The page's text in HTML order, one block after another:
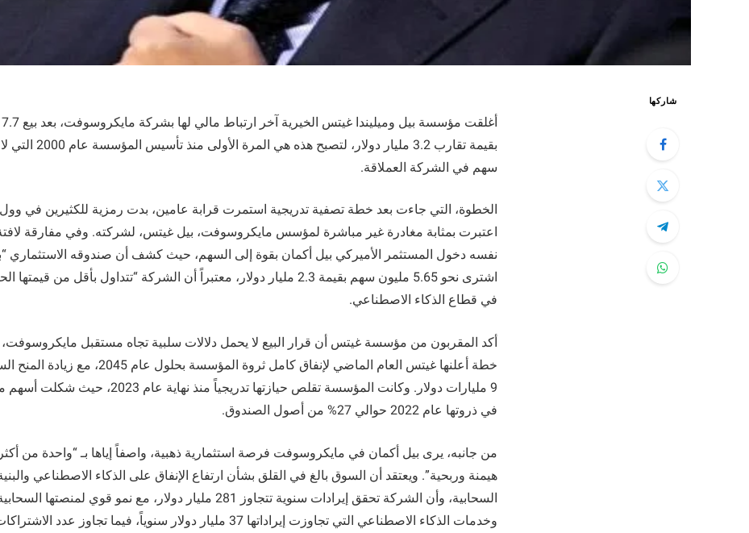
شاركها
بقيمة تقارب 3.2 مليار دولار،
سهم في الشركة العملاقة.
الخطوة، التي جاءت بعد خطة تصفية تدريجية استمرت قرابة عامين، بدت رمزية للكثيرين في
اعتبرت بمثابة مغادرة غير مباشرة لمؤسس مايكروسوفت، بيل غيتس، لشركته. وفي مفارقة
نفسه دخول المستثمر الأميركي بيل أكمان بقوة إلى السهم، حيث كشف أن صندوقه الاستثماري
اشترى نحو 5.65 مليون سهم بقيمة 2.3 مليار دولار، معتبراً أن الشركة “تتداول بأقل من
في قطاع الذكاء الاصطناعي.
أكد المقربون من مؤسسة غيتس أن قرار البيع لا يحمل دلالات سلبية تجاه مستقبل
خطة أعلنها غيتس العام الماضي لإنفاق كامل ثروة
9 مليارات دولار. وكانت المؤسسة تقلص حيازتها تدريجياً منذ
في ذروتها عام 2022 حوالي 27% من أصول الصندوق.
من جانبه، يرى بيل أكمان في مايكروسوفت فرصة استثمارية ذهبية، واصفاً إياها بـ “واحدة من
هيمنة وربحية”. ويعتقد أن السوق بالغ في القلق بشأن ارتفاع الإنفاق على الذكاء الاصطناعي
السحابية، وأن الشركة تحقق إيرادات سنوية تتجاوز 281 مليار دولار، مع نمو قوي
وخدمات الذكاء الاصطناعي التي تجاوزت إيراداتها 37 مليار دولار سنوياً، فيما